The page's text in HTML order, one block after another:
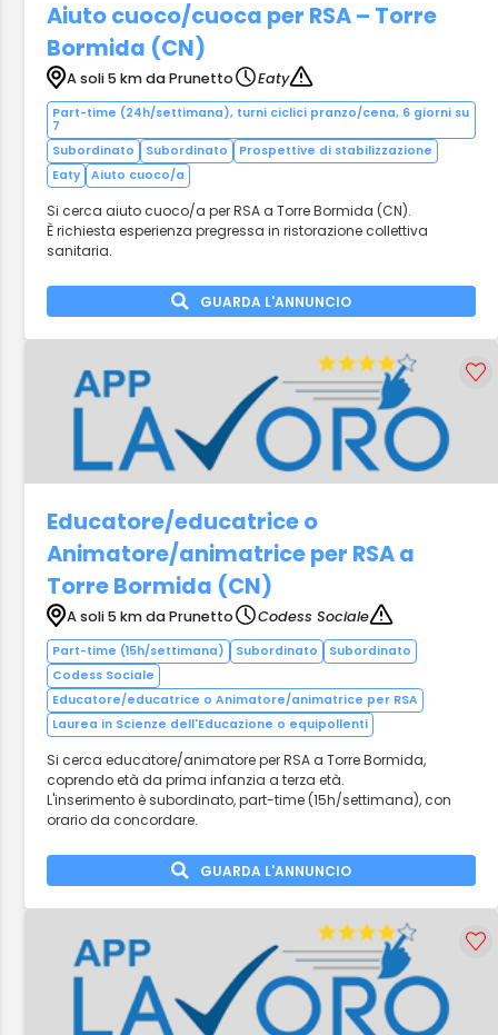
Aiuto cuoco/cuoca per RSA – Torre
Bormida (CN)
A soli 5 km da Prunetto Eaty
Part-time (24h/settimana), turni ciclici pranzo/cena, 6 giorni su
7
Subordinato
Subordinato
Prospettive di stabilizzazione
Eaty
Aiuto cuoco/a
Si cerca aiuto cuoco/a per RSA a Torre Bormida (CN).
È richiesta esperienza pregressa in ristorazione collettiva
sanitaria.
GUARDA L'ANNUNCIO
Educatore/educatrice o
Animatore/animatrice per RSA a
Torre Bormida (CN)
A soli 5 km da Prunetto Codess Sociale
Part-time (15h/settimana) Subordinato
Subordinato
Codess Sociale
Educatore/educatrice o Animatore/animatrice per RSA
Laurea in Scienze dell'Educazione o equipollenti
Si cerca educatore/animatore per RSA a Torre Bormida,
coprendo età da prima infanzia a terza età.
L'inserimento è subordinato, part-time (15h/settimana), con
orario da concordare.
GUARDA L'ANNUNCIO